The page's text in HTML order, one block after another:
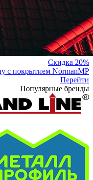
Скидка 20%
с покрытием NormanMP
Перейти
Популярные бренды